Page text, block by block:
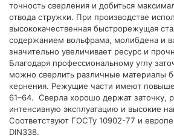
точность сверления и добиться
отвода стружки. При производстве
высококачественная быстрорежущая
содержанием вольфрама, молибдена и
значительно увеличивает ресурс и
Благодаря профессиональному углу
можно сверлить различные материалы
кернения. Режущие части имеют
61–64. Сверла хорошо держат заточку,
интенсивную эксплуатацию и высокие
Соответствуют ГОСТу 10902-77 и
DIN338.